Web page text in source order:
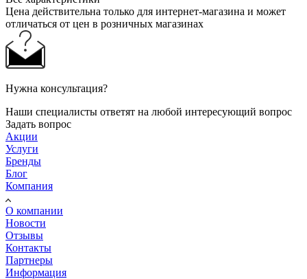
Цена действительна только для интернет-магазина и может
отличаться от цен в розничных магазинах
Нужна консультация?
Наши специалисты ответят на любой интересующий вопрос
Задать вопрос
Акции
Услуги
Бренды
Блог
Компания
О компании
Новости
Отзывы
Контакты
Партнеры
Информация